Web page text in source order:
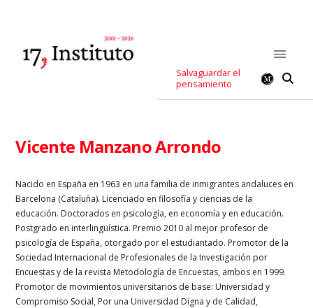
Salvaguardar el
pensamiento
Vicente Manzano Arrondo
Nacido en España en 1963 en una familia de inmigrantes andaluces en
Barcelona (Cataluña). Licenciado en filosofía y ciencias de la
educación. Doctorados en psicología, en economía y en educación.
Postgrado en interlingüística. Premio 2010 al mejor profesor de
psicología de España, otorgado por el estudiantado. Promotor de la
Sociedad Internacional de Profesionales de la Investigación por
Encuestas y de la revista Metodología de Encuestas, ambos en 1999.
Promotor de movimientos universitarios de base: Universidad y
Compromiso Social, Por una Universidad Digna y de Calidad,